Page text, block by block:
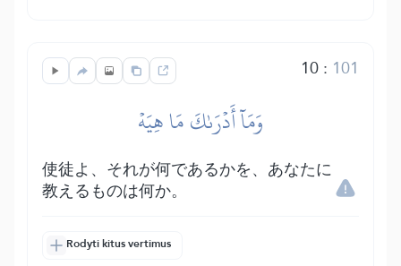
10: 101
وَمَآ أَدۡرَىٰكَ مَا هِيَهۡ
使徒よ、それが何であるかを、あなたに
教えるものは何か。
Rodyti kitus vertimus